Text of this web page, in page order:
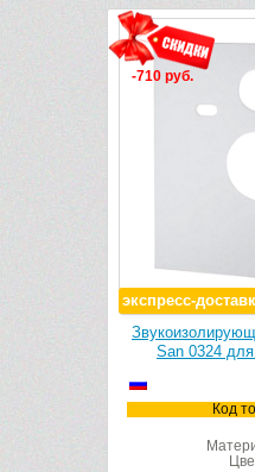
-710 руб.
экспресс-
San 0324
Код